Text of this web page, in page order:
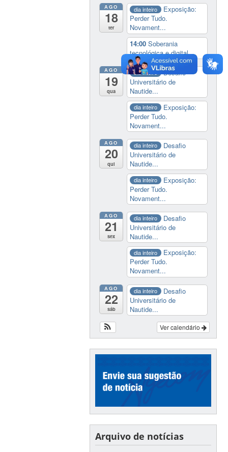
AGO
18
ter
dia inteiro
Exposição:
Perder Tudo.
Novament...
14:00Soberania
tecnológica e digital
AGO
19
qua
dia inteiro
Desafio
Universitário de
Nautide...
dia inteiro
Exposição:
Perder Tudo.
Novament...
AGO
20
qui
dia inteiro
Desafio
Universitário de
Nautide...
dia inteiro
Exposição:
Perder Tudo.
Novament...
AGO
21
sex
dia inteiro
Desafio
Universitário de
Nautide...
dia inteiro
Exposição:
Perder Tudo.
Novament...
AGO
22
sáb
dia inteiro
Desafio
Universitário de
Nautide...
Ver calendário
Arquivo de notícias